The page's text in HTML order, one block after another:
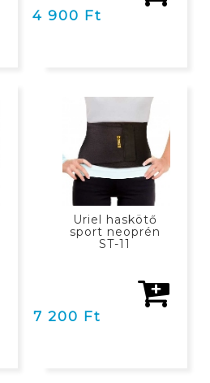
4 900 Ft
KOSÁRBAN
Uriel haskötő
sport neoprén
ST-11
7 200 Ft